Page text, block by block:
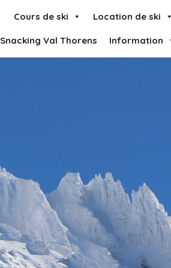
Cours de ski Location de ski
Snacking Val Thorens Information